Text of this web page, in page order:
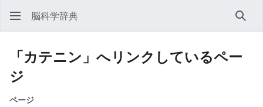
脳科学辞典 検索
「カテニン」へリンクしているペー
ジ
ページ